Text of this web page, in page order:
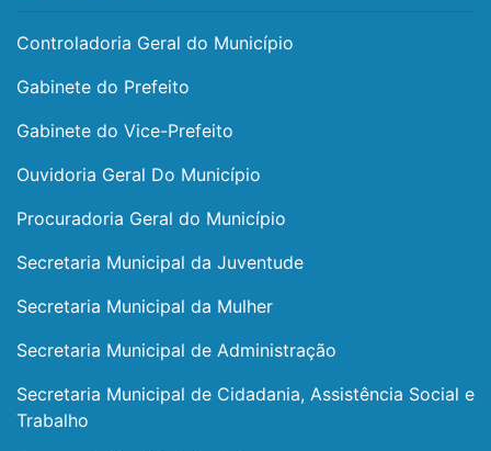
Controladoria Geral do Município
Gabinete do Prefeito
Gabinete do Vice-Prefeito
Ouvidoria Geral Do Município
Procuradoria Geral do Município
Secretaria Municipal da Juventude
Secretaria Municipal da Mulher
Secretaria Municipal de Administração
Secretaria Municipal de Cidadania, Assistência Social e
Trabalho